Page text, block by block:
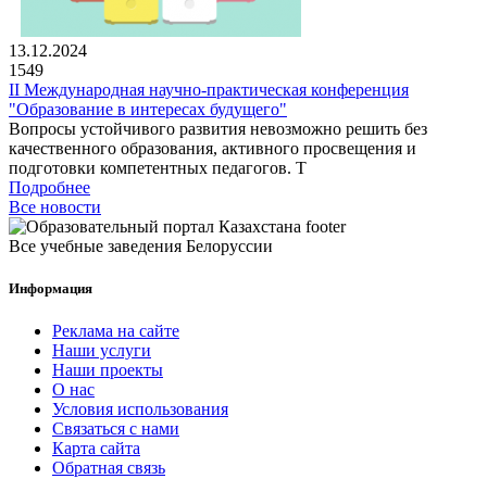
13.12.2024
1549
II Международная научно-практическая конференция
"Образование в интересах будущего"
Вопросы устойчивого развития невозможно решить без
качественного образования, активного просвещения и
подготовки компетентных педагогов. Т
Подробнее
Все новости
Все учебные заведения Белоруссии
Информация
Реклама на сайте
Наши услуги
Наши проекты
О нас
Условия использования
Связаться с нами
Карта сайта
Обратная связь